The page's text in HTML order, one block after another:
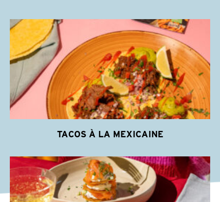
TACOS À LA MEXICAINE